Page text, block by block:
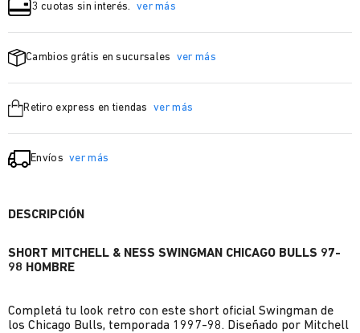
3 cuotas sin interés. ver más
Cambios grátis en sucursales ver más
Retiro express en tiendas ver más
Envíos ver más
DESCRIPCIÓN
SHORT MITCHELL & NESS SWINGMAN CHICAGO BULLS 97-
98 HOMBRE
Completá tu look retro con este short oficial Swingman de
los Chicago Bulls, temporada 1997-98. Diseñado por Mitchell